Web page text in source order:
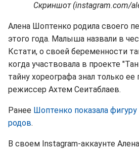
Скриншот (instagram.com/
Алена Шоптенко родила своего
этого года. Малыша назвали в
Кстати, о своей беременности
когда участвовала в проекте
тайну хореографа знал только ее
режиссер Ахтем Сеитаблаев.
Ранее Шоптенко показала
родов.
В своем Instagram-аккаунте